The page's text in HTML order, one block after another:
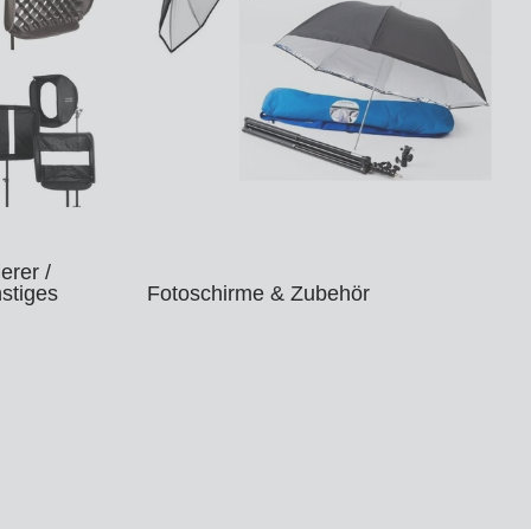
/
Fotoschirme & Zubehör